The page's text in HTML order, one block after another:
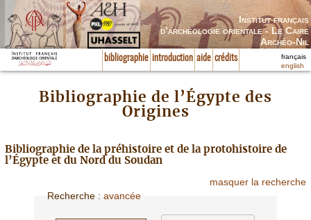
Institut français
d’archéologie orientale - Le Caire
Archéo-Nil
bibliographie introduction aide crédits
français
english
Bibliographie de l’Égypte des
Origines
Bibliographie de la préhistoire et de la protohistoire de
l’Égypte et du Nord du Soudan
masquer la recherche
Recherche :avancée